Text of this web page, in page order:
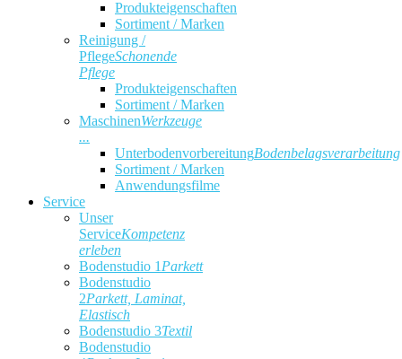
Produkteigenschaften
Sortiment / Marken
Reinigung /
PflegeSchonende
Pflege
Produkteigenschaften
Sortiment / Marken
MaschinenWerkzeuge
...
UnterbodenvorbereitungBodenbelagsverarbeitung
Sortiment / Marken
Anwendungsfilme
Service
Unser
ServiceKompetenz
erleben
Bodenstudio 1 Parkett
Bodenstudio
2Parkett, Laminat,
Elastisch
Bodenstudio 3Textil
Bodenstudio